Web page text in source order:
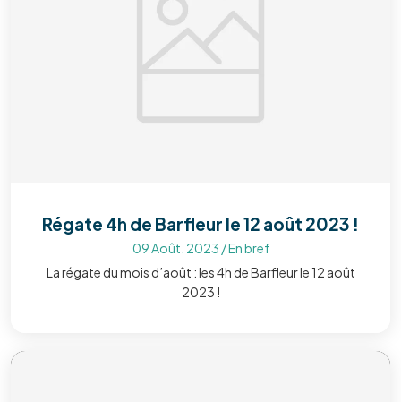
Régate 4h de Barfleur le 12 août 2023 !
09 Août. 2023 /En bref
La régate du mois d’août : les 4h de Barfleur le 12 août
2023 !